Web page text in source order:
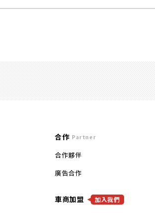
合作 Partner
合作夥伴
廣告合作
車商加盟 加入我們